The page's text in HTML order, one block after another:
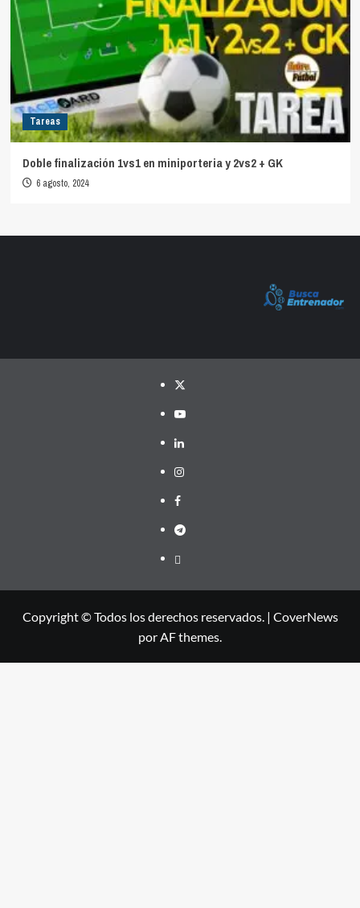
Tareas
Doble finalización 1vs1 en miniporteria y 2vs2 + GK
6 agosto, 2024
Twitter
YouTube
LinkedIn
Instagram
Facebook
Telegram
PayPal
Copyright © Todos los derechos reservados. | CoverNews
por AF themes.